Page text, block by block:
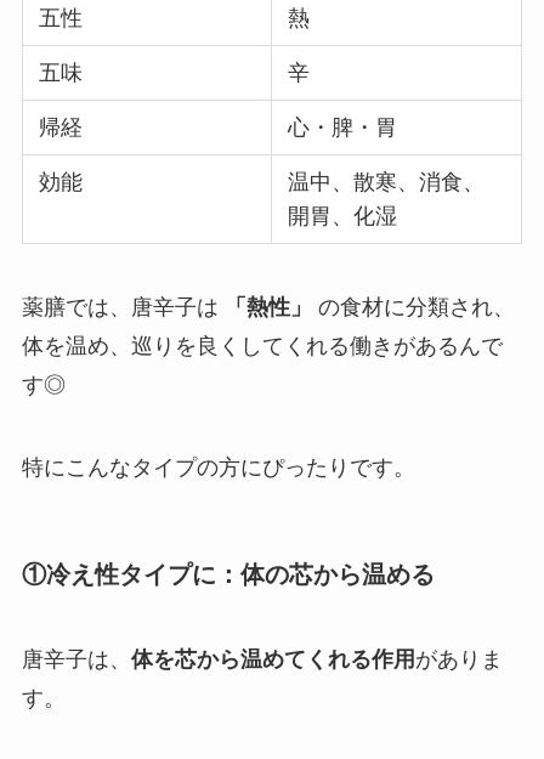
五性 熱
五味 辛
帰経 心・脾・胃
効能
温中、散寒、消食、
開胃、化湿
薬膳では、唐辛子は 「熱性」
の食材に分類され、
体を温め、巡りを良くしてくれる働きがあるんで
す◎
特にこんなタイプの方にぴったりです。
①冷え性タイプに：体の芯から温める
唐辛子は、 体を芯から温めてくれる作用 がありま
す。